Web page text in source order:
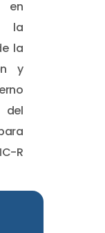
la
la
y
R